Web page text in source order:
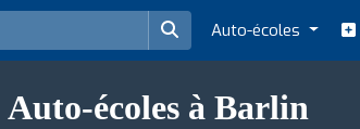
Auto-écoles
Auto-écoles à Barlin